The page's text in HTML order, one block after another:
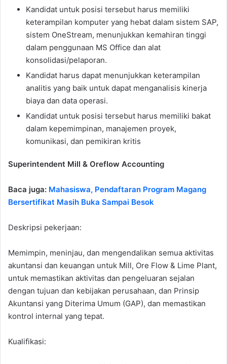
Kandidat untuk posisi tersebut harus memiliki
keterampilan komputer yang hebat dalam sistem SAP,
sistem OneStream, menunjukkan kemahiran tinggi
dalam penggunaan MS Office dan alat
konsolidasi/pelaporan.
Kandidat harus dapat menunjukkan keterampilan
analitis yang baik untuk dapat menganalisis kinerja
biaya dan data operasi.
Kandidat untuk posisi tersebut harus memiliki bakat
dalam kepemimpinan, manajemen proyek,
komunikasi, dan pemikiran kritis
Superintendent Mill & Oreflow Accounting
Baca juga: Mahasiswa, Pendaftaran Program Magang
Bersertifikat Masih Buka Sampai Besok
Deskripsi pekerjaan:
Memimpin, meninjau, dan mengendalikan semua aktivitas
akuntansi dan keuangan untuk Mill, Ore Flow & Lime Plant,
untuk memastikan aktivitas dan pengeluaran sejalan
dengan tujuan dan kebijakan perusahaan, dan Prinsip
Akuntansi yang Diterima Umum (GAP), dan memastikan
kontrol internal yang tepat.
Kualifikasi: